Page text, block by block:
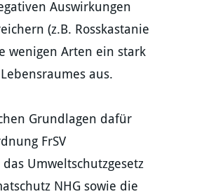
Auswirkungen
(z.B. Rosskastanie
wenigen Arten ein stark
aus.
Grundlagen dafür
FrSV
Umweltschutzgesetz
NHG sowie die